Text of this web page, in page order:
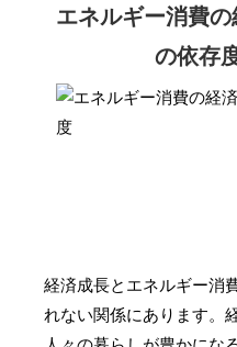
エネルギー消費
の依存
経済成長とエネルギー消
れない関係にあります。